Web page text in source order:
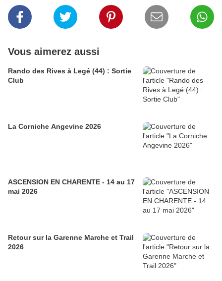
Vous aimerez aussi
Rando des Rives à Legé (44) : Sortie
Club
La Corniche Angevine 2026
ASCENSION EN CHARENTE - 14 au 17
mai 2026
Retour sur la Garenne Marche et Trail
2026